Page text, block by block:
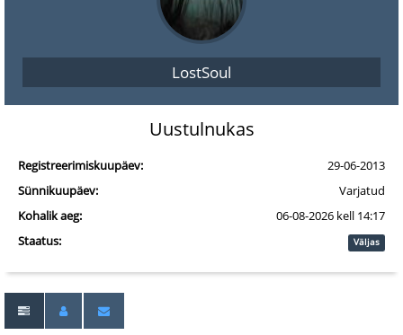
LostSoul
Uustulnukas
Registreerimiskuupäev:
29-06-2013
Sünnikuupäev:
Varjatud
Kohalik aeg:
06-08-2026 kell 14:17
Staatus:
Väljas